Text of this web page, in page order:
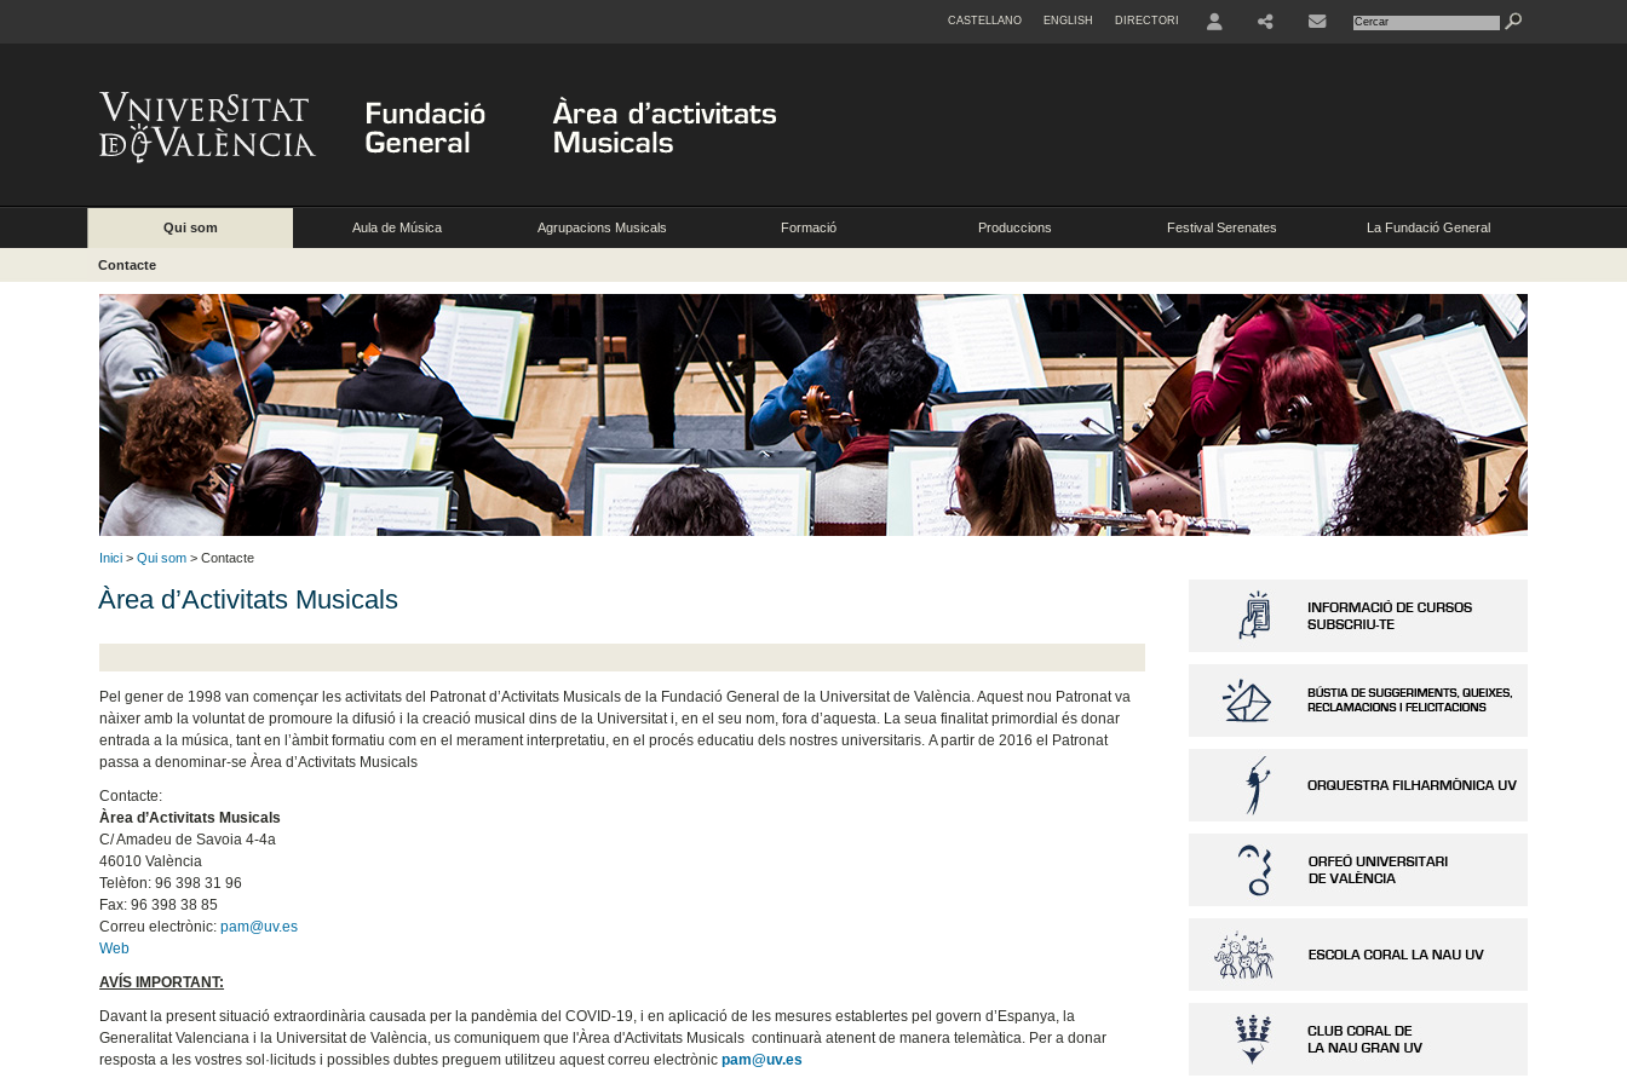
CASTELLANO ENGLISH DIRECTORI
Qui som Aula de Música Agrupacions Musicals Formació Produccions Festival Serenates La Fundació General
Contacte
Inici > Qui som > Contacte
Àrea d’Activitats Musicals
Pel gener de 1998 van començar les activitats del Patronat d’Activitats Musicals de la Fundació General de la Universitat de València. Aquest nou Patronat va
nàixer amb la voluntat de promoure la difusió i la creació musical dins de la Universitat i, en el seu nom, fora d’aquesta. La seua finalitat primordial és donar
entrada a la música, tant en l’àmbit formatiu com en el merament interpretatiu, en el procés educatiu dels nostres universitaris. A partir de 2016 el Patronat
passa a denominar-se Àrea d’Activitats Musicals
Contacte:
Àrea d’Activitats Musicals
C/ Amadeu de Savoia 4-4a
46010 València
Telèfon: 96 398 31 96
Fax: 96 398 38 85
Correu electrònic:pam@uv.es
Web
AVÍS IMPORTANT:
Davant la present situació extraordinària causada per la pandèmia del COVID-19, i en aplicació de les mesures establertes pel govern d’Espanya, la
Generalitat Valenciana i la Universitat de València, us comuniquem que l'Àrea d'Activitats Musicals continuarà atenent de manera telemàtica. Per a donar
resposta a les vostres sol·licituds i possibles dubtes preguem utilitzeu aquest correu electrònicpam@uv.es